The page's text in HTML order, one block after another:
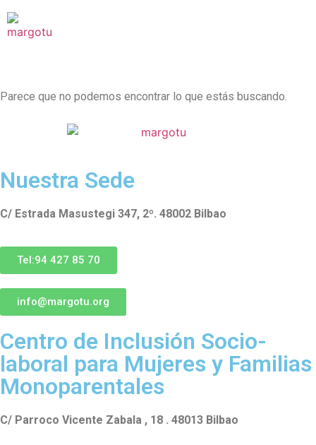
Parece que no podemos encontrar lo que estás buscando.
Nuestra Sede
C/ Estrada Masustegi 347, 2º. 48002 Bilbao
Tel:94 427 85 70
info@margotu.org
Centro de Inclusión Socio-
laboral para Mujeres y Familias
Monoparentales
C/ Parroco Vicente Zabala , 18 . 48013 Bilbao